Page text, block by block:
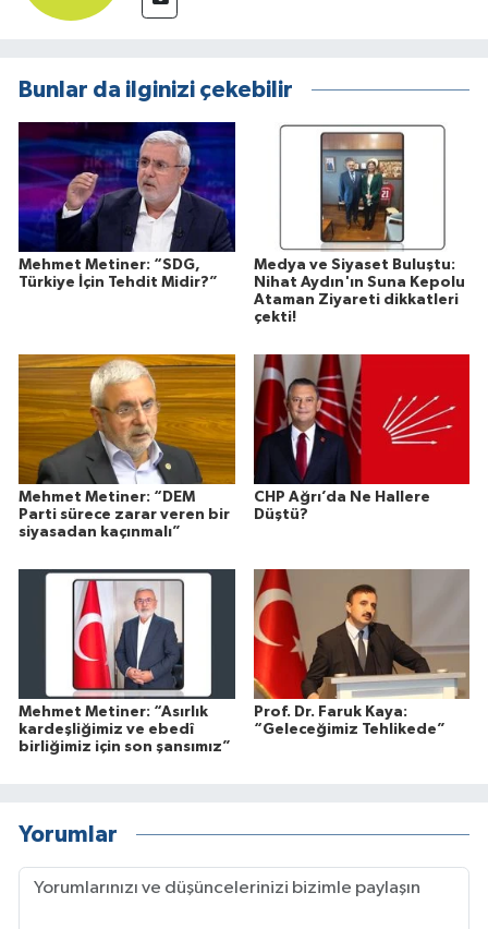
Bunlar da ilginizi çekebilir
Mehmet Metiner: “SDG,
Türkiye İçin Tehdit Midir?”
Medya ve Siyaset Buluştu:
Nihat Aydın'ın Suna Kepolu
Ataman Ziyareti dikkatleri
çekti!
Mehmet Metiner: “DEM
Parti sürece zarar veren bir
siyasadan kaçınmalı”
CHP Ağrı’da Ne Hallere
Düştü?
Mehmet Metiner: “Asırlık
kardeşliğimiz ve ebedî
birliğimiz için son şansımız”
Prof. Dr. Faruk Kaya:
“Geleceğimiz Tehlikede”
Yorumlar